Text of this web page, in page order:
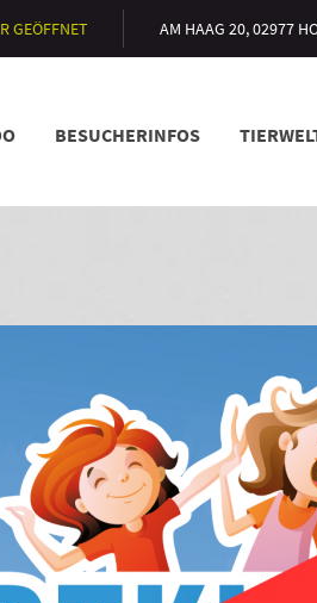
GEÖFFNET AM HAAG 20, 02977
BESUCHERINFOS